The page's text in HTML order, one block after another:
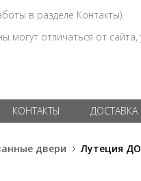
в разделе Контакты).
отличаться от сайта,
КОНТАКТЫ ДОСТАВКА
двери Лутеция